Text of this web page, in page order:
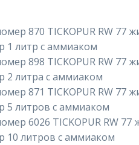
870 TICKOPUR RW 77
1 литр с аммиаком
898 TICKOPUR RW 77
2 литра с аммиаком
871 TICKOPUR RW 77
5 литров с аммиаком
6026 TICKOPUR RW 77
10 литров с аммиаком